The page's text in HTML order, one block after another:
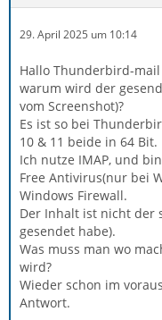
29. April 2025 um 10:14
Hallo Thunderbird-
warum wird der
vom Screenshot)?
Es ist so bei
10 & 11 beide in 64 Bit.
Ich nutze IMAP, und
Free Antivirus(nur bei
Windows Firewall.
Der Inhalt ist nicht der
gesendet habe).
Was muss man wo
wird?
Wieder schon im
Antwort.